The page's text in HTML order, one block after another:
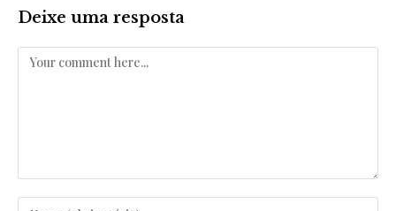
Deixe uma resposta
Comentar
Enter